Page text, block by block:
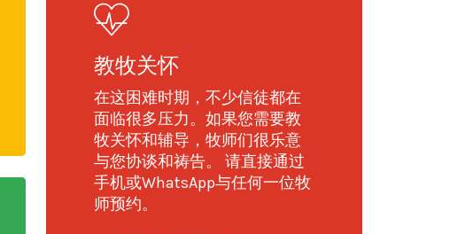
教牧关怀
在这困难时期，不少信徒都在
面临很多压力。如果您需要教
牧关怀和辅导，牧师们很乐意
与您协谈和祷告。 请直接通过
手机或WhatsApp与任何一位牧
师预约。